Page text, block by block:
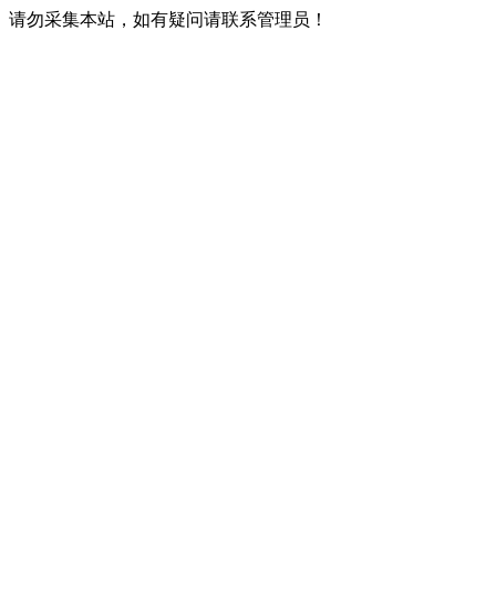
请勿采集本站，如有疑问请联系管理员！